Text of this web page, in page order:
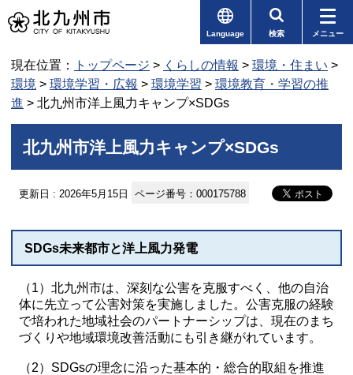
Language 検索 メニュー
現在位置： トップページ > くらしの情報 > 環境・住まい >
環境 > 環境学習・広報 > 環境学習 > 環境教育・学習の推
進 > 北九州市洋上風力キャンプ×SDGs
北九州市洋上風力キャンプ×SDGs
更新日 : 2026年5月15日 ページ番号：000175788
SDGs未来都市と洋上風力発電
（1）北九州市は、深刻な公害を克服すべく、他の自治
体に先立って公害対策を実施しました。公害克服の経験
で培われた地域社会のパートナーシップは、現在のまち
づくりや地域環境改善活動にも引き継がれています。
（2）SDGsの理念に沿った基本的・総合的取組を推進